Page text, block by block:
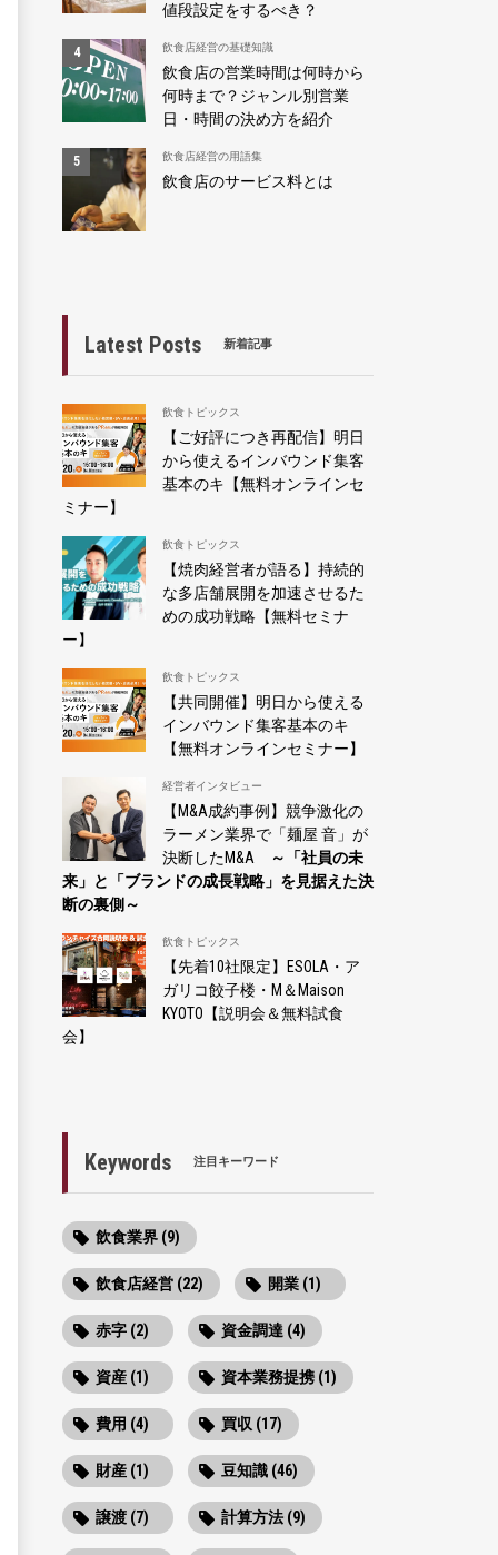
値段設定をするべき？
飲食店経営の基礎知識
飲食店の営業時間は何時から
何時まで？ジャンル別営業
日・時間の決め方を紹介
飲食店経営の用語集
飲食店のサービス料とは
Latest Posts 新着記事
飲食トピックス
【ご好評につき再配信】明日
から使えるインバウンド集客
基本のキ【無料オンラインセ
ミナー】
飲食トピックス
【焼肉経営者が語る】持続的
な多店舗展開を加速させるた
めの成功戦略【無料セミナ
ー】
飲食トピックス
【共同開催】明日から使える
インバウンド集客基本のキ
【無料オンラインセミナー】
経営者インタビュー
【M&A成約事例】競争激化の
ラーメン業界で「麺屋 音」が
決断したM&A
～「社員の未
来」と「ブランドの成長戦略」を見据えた決
断の裏側～
飲食トピックス
【先着10社限定】ESOLA・ア
ガリコ餃子楼・M＆Maison
KYOTO【説明会＆無料試食
会】
Keywords 注目キーワード
飲食業界 (9)
飲食店経営 (22) 開業 (1)
赤字 (2) 資金調達 (4)
資産 (1) 資本業務提携 (1)
費用 (4) 買収 (17)
財産 (1) 豆知識 (46)
譲渡 (7) 計算方法 (9)